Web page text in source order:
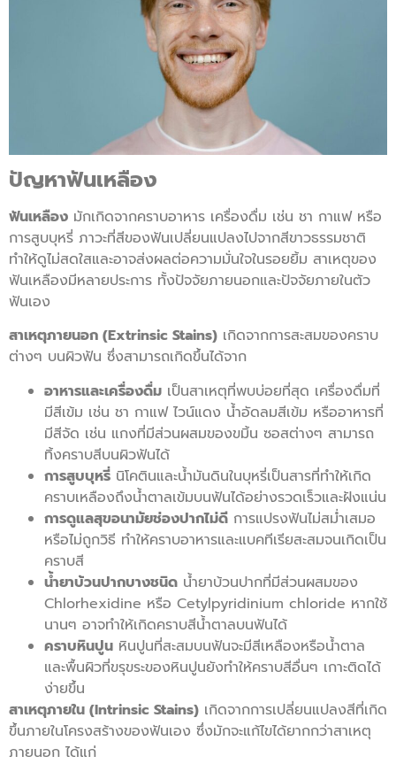
ปัญหาฟันเหลือง
ฟันเหลือง มักเกิดจากคราบอาหาร เครื่องดื่ม เช่น ชา กาแฟ หรือ
การสูบบุหรี่ ภาวะที่สีของฟันเปลี่ยนแปลงไปจากสีขาวธรรมชาติ
ทำให้ดูไม่สดใสและอาจส่งผลต่อความมั่นใจในรอยยิ้ม สาเหตุของ
ฟันเหลืองมีหลายประการ ทั้งปัจจัยภายนอกและปัจจัยภายในตัว
ฟันเอง
สาเหตุภายนอก (Extrinsic Stains) เกิดจากการสะสมของคราบ
ต่างๆ บนผิวฟัน ซึ่งสามารถเกิดขึ้นได้จาก
อาหารและเครื่องดื่ม เป็นสาเหตุที่พบบ่อยที่สุด เครื่องดื่มที่
มีสีเข้ม เช่น ชา กาแฟ ไวน์แดง น้ำอัดลมสีเข้ม หรืออาหารที่
มีสีจัด เช่น แกงที่มีส่วนผสมของขมิ้น ซอสต่างๆ สามารถ
ทิ้งคราบสีบนผิวฟันได้
การสูบบุหรี่ นิโคตินและน้ำมันดินในบุหรี่เป็นสารที่ทำให้เกิด
คราบเหลืองถึงน้ำตาลเข้มบนฟันได้อย่างรวดเร็วและฝังแน่น
การดูแลสุขอนามัยช่องปากไม่ดี การแปรงฟันไม่สม่ำเสมอ
หรือไม่ถูกวิธี ทำให้คราบอาหารและแบคทีเรียสะสมจนเกิดเป็น
คราบสี
น้ำยาบ้วนปากบางชนิด น้ำยาบ้วนปากที่มีส่วนผสมของ
Chlorhexidine หรือ Cetylpyridinium chloride หากใช้
นานๆ อาจทำให้เกิดคราบสีน้ำตาลบนฟันได้
คราบหินปูน หินปูนที่สะสมบนฟันจะมีสีเหลืองหรือน้ำตาล
และพื้นผิวที่ขรุขระของหินปูนยังทำให้คราบสีอื่นๆ เกาะติดได้
ง่ายขึ้น
สาเหตุภายใน (Intrinsic Stains) เกิดจากการเปลี่ยนแปลงสีที่เกิด
ขึ้นภายในโครงสร้างของฟันเอง ซึ่งมักจะแก้ไขได้ยากกว่าสาเหตุ
ภายนอก ได้แก่